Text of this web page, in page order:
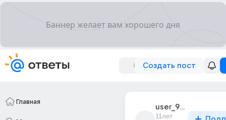
Создать пост
Главная
user_91412300
11лет